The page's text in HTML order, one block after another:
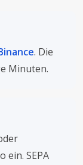
. Die
Minuten.
ein. SEPA